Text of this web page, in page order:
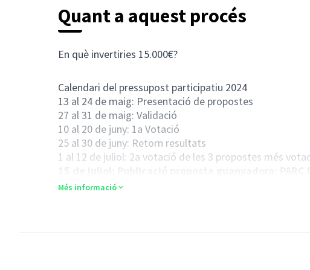
Quant a aquest procés
En què invertiries 15.000€?
Calendari del pressupost participatiu 2024
13 al 24 de maig: Presentació de propostes
27 al 31 de maig: Validació
10 al 20 de juny: 1a Votació
25 al 30 de juny: Retorn resultats
1 al 12 de juliol: 2a votació de les 3 propostes més
Informació en relació a la presentació de propostes
Més informació